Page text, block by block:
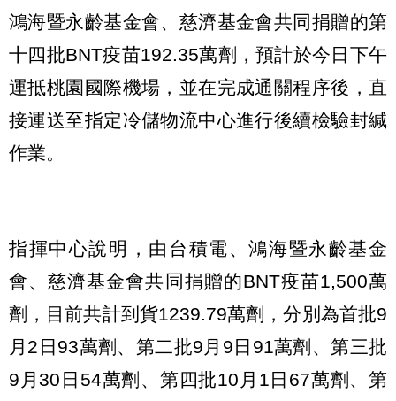
鴻海暨永齡基金會、慈濟基金會共同捐贈的第
十四批BNT疫苗192.35萬劑，預計於今日下午
運抵桃園國際機場，並在完成通關程序後，直
接運送至指定冷儲物流中心進行後續檢驗封緘
作業。
指揮中心說明，由台積電、鴻海暨永齡基金
會、慈濟基金會共同捐贈的BNT疫苗1,500萬
劑，目前共計到貨1239.79萬劑，分別為首批9
月2日93萬劑、第二批9月9日91萬劑、第三批
9月30日54萬劑、第四批10月1日67萬劑、第